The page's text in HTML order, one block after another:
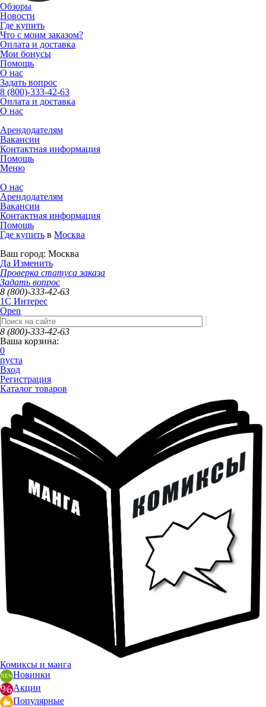
Обзоры
Новости
Где купить
Что с моим заказом?
Оплата и доставка
Мои бонусы
Помощь
О нас
Задать вопрос
8 (800)-333-42-63
Оплата и доставка
О нас
Арендодателям
Вакансии
Контактная информация
Помощь
Меню
О нас
Арендодателям
Вакансии
Контактная информация
Помощь
Где купить в Москва
Ваш город: Москва
Да Изменить
Проверка статуса заказа
Задать вопрос
8 (800)-333-42-63
1C Интерес
Open
8 (800)-333-42-63
Ваша корзина:
0
пуста
Вход
Регистрация
Каталог товаров
Комиксы и манга
Новинки
Акции
Популярные